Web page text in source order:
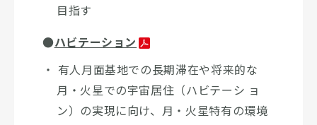
目指す
●ハビテーション
有人月面基地での長期滞在や将来的な
月・火星での宇宙居住（ハビテーシ ョ
ン）の実現に向け、月・火星特有の環境